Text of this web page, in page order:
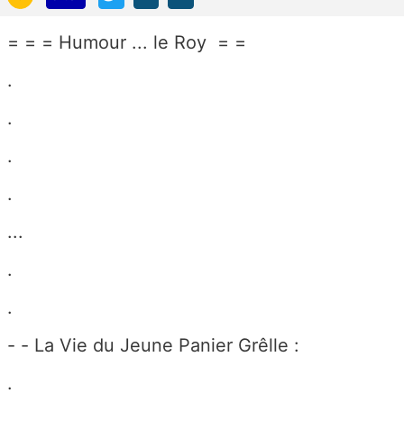
= = = Humour ... le Roy = =
.
.
.
.
...
.
.
- - La Vie du Jeune Panier Grêlle :
.